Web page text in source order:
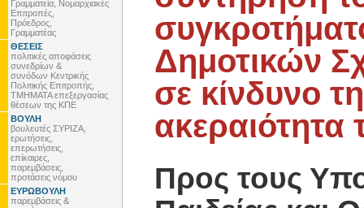
Γραμματεία, Νομαρχιακές
Επιτροπές,
Πρόεδρος,
Γραμματέας
ΘΕΣΕΙΣ
πολιτικές αποφάσεις
συνεδρίων &
συνόδων Κεντρικής
Πολιτικής Επιτροπής,
ΤΜΗΜΑΤΑ επεξεργασίας
θέσεων της ΚΠΕ
ΒΟΥΛΗ
βουλευτές ΣΥΡΙΖΑ,
ερωτήσεις,
επερωτήσεις,
επίκαιρες,
παρεμβάσεις,
προτάσεις νόμου
ΕΥΡΩΒΟΥΛΗ
παρεμβάσεις &
Δημοτικών
σε κίνδυνο
Προς τους